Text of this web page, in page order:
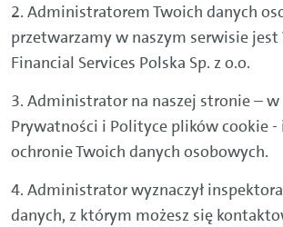
2. Administratorem Twoich danych
przetwarzamy w naszym serwisie jest
Financial Services Polska Sp. z o.o.
3. Administrator na naszej stronie –
Prywatności i Polityce plików cookie
ochronie Twoich danych osobowych.
4. Administrator wyznaczył
danych, z którym możesz się